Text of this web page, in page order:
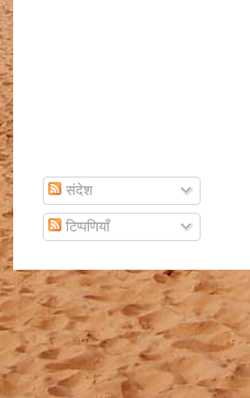
संदेश
टिप्पणियाँ